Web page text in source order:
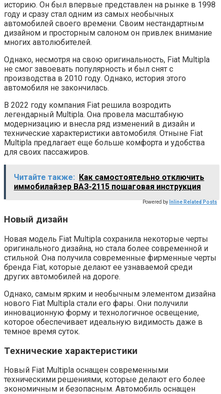
историю. Он был впервые представлен на рынке в 1998
году и сразу стал одним из самых необычных
автомобилей своего времени. Своим нестандартным
дизайном и просторным салоном он привлек внимание
многих автолюбителей.
Однако, несмотря на свою оригинальность, Fiat Multipla
не смог завоевать популярность и был снят с
производства в 2010 году. Однако, история этого
автомобиля не закончилась.
В 2022 году компания Fiat решила возродить
легендарный Multipla. Она провела масштабную
модернизацию и внесла ряд изменений в дизайн и
технические характеристики автомобиля. Отныне Fiat
Multipla предлагает еще больше комфорта и удобства
для своих пассажиров.
Читайте также:
Как самостоятельно отключить
иммобилайзер ВАЗ-2115 пошаговая инструкция
Powered by Inline Related Posts
Новый дизайн
Новая модель Fiat Multipla сохранила некоторые черты
оригинального дизайна, но стала более современной и
стильной. Она получила современные фирменные черты
бренда Fiat, которые делают ее узнаваемой среди
других автомобилей на дороге.
Однако, самым ярким и необычным элементом дизайна
нового Fiat Multipla стали его фары. Они получили
инновационную форму и технологичное освещение,
которое обеспечивает идеальную видимость даже в
темное время суток.
Технические характеристики
Новый Fiat Multipla оснащен современными
техническими решениями, которые делают его более
экономичным и безопасным. Автомобиль оснащен